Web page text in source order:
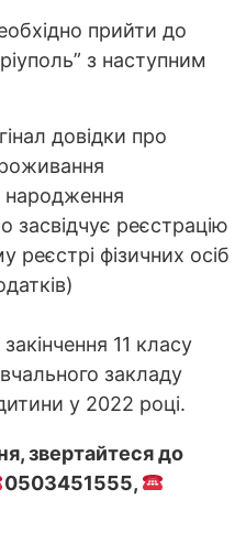
прийти до
з наступним
довідки про
народження
засвідчує реєстрацію
фізичних осіб
11 класу
закладу
у 2022 році.
звертайтеся до
0503451555,